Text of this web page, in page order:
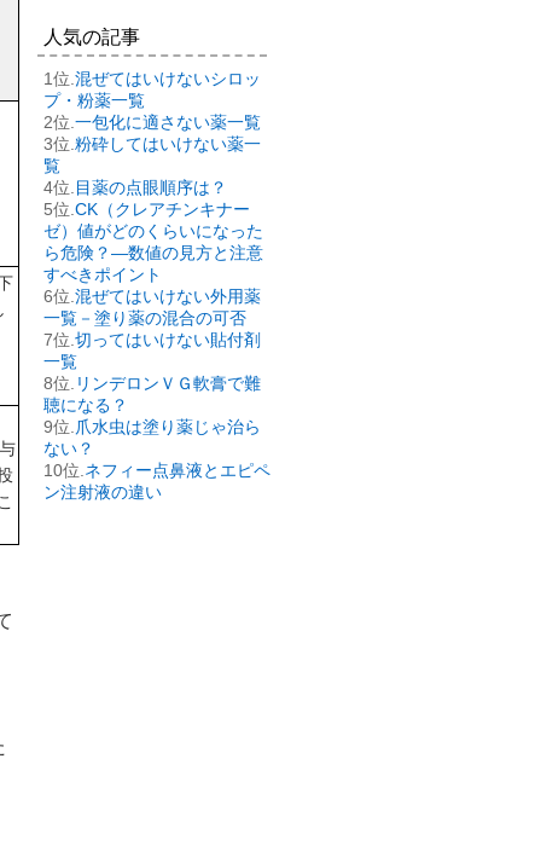
人気の記事
混ぜてはいけないシロッ
プ・粉薬一覧
一包化に適さない薬一覧
粉砕してはいけない薬一
覧
目薬の点眼順序は？
CK（クレアチンキナー
ゼ）値がどのくらいになった
ら危険？―数値の見方と注意
すべきポイント
混ぜてはいけない外用薬
一覧－塗り薬の混合の可否
切ってはいけない貼付剤
一覧
リンデロンＶＧ軟膏で難
聴になる？
爪水虫は塗り薬じゃ治ら
ない？
ネフィー点鼻液とエピペ
ン注射液の違い